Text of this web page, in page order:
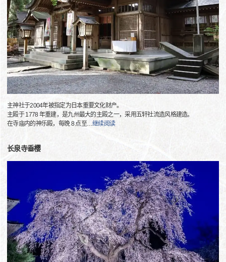
主神社于2004年被指定为日本重要文化财产。
主殿于 1778 年重建，是九州最大的主殿之一，采用五轩社流造风格建造。
在寺庙内的神乐殿，每晚 8 点至…继续阅读
长泉寺垂樱